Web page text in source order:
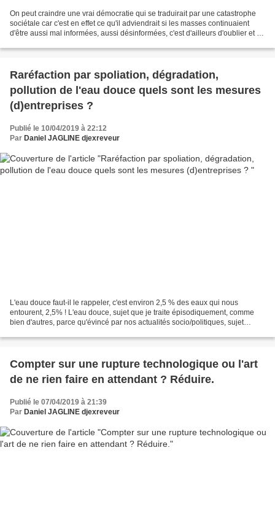
On peut craindre une vrai démocratie qui se traduirait par une catastrophe
sociétale car c'est en effet ce qu'il adviendrait si les masses continuaient
d'être aussi mal informées, aussi désinformées, c'est d'ailleurs d'oublier et de
Raréfaction par spoliation, dégradation,
pollution de l'eau douce quels sont les mesures
(d)entreprises ?
Publié le 10/04/2019 à 22:12
Par Daniel JAGLINE djexreveur
L'eau douce faut-il le rappeler, c'est environ 2,5 % des eaux qui nous
entourent, 2,5% ! L'eau douce, sujet que je traite épisodiquement, comme
bien d'autres, parce qu'évincé par nos actualités socio/politiques, sujet
Compter sur une rupture technologique ou l'art
de ne rien faire en attendant ? Réduire.
Publié le 07/04/2019 à 21:39
Par Daniel JAGLINE djexreveur